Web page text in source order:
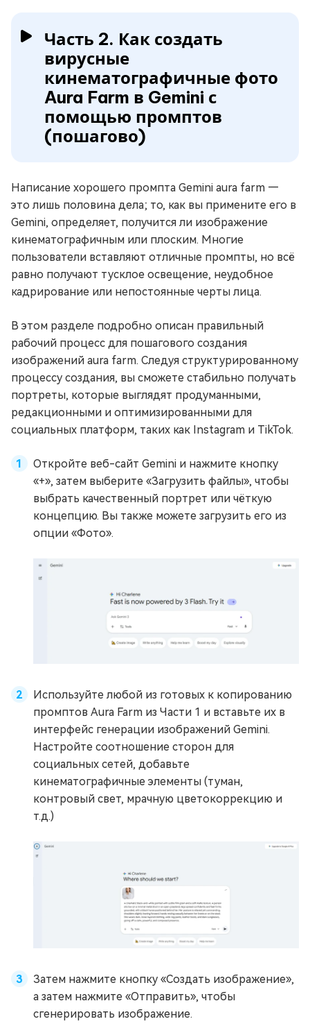
Часть 2. Как создать
вирусные
кинематографичные фото
Aura Farm в Gemini с
помощью промптов
(пошагово)
Написание хорошего промпта Gemini aura farm —
это лишь половина дела; то, как вы примените его в
Gemini, определяет, получится ли изображение
кинематографичным или плоским. Многие
пользователи вставляют отличные промпты, но всё
равно получают тусклое освещение, неудобное
кадрирование или непостоянные черты лица.
В этом разделе подробно описан правильный
рабочий процесс для пошагового создания
изображений aura farm. Следуя структурированному
процессу создания, вы сможете стабильно получать
портреты, которые выглядят продуманными,
редакционными и оптимизированными для
социальных платформ, таких как Instagram и TikTok.
Откройте веб-сайт Gemini и нажмите кнопку
«+», затем выберите «Загрузить файлы», чтобы
выбрать качественный портрет или чёткую
концепцию. Вы также можете загрузить его из
опции «Фото».
Используйте любой из готовых к копированию
промптов Aura Farm из Части 1 и вставьте их в
интерфейс генерации изображений Gemini.
Настройте соотношение сторон для
социальных сетей, добавьте
кинематографичные элементы (туман,
контровый свет, мрачную цветокоррекцию и
т.д.)
Затем нажмите кнопку «Создать изображение»,
а затем нажмите «Отправить», чтобы
сгенерировать изображение.